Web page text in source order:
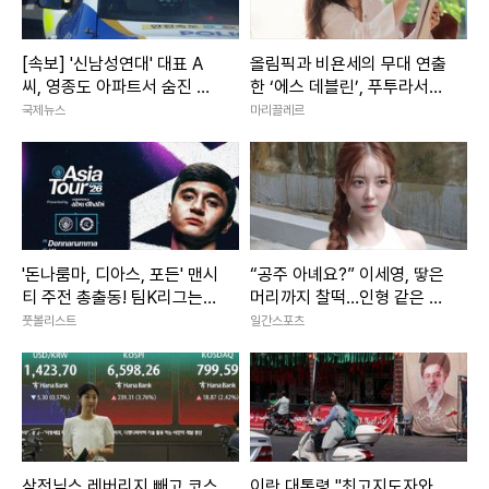
[속보] '신남성연대' 대표 A
씨, 영종도 아파트서 숨진 채
발견
국제뉴스
올림픽과 비욘세의 무대 연출
한 ‘에스 데블린’, 푸투라서울
에서 첫 한국 전시 개최
마리끌레르
'돈나룸마, 디아스, 포든' 맨시
티 주전 총출동! 팀K리그는
이승우·기성용 벤치 [팀K리그
풋볼리스트
“공주 아녜요?” 이세영, 땋은
머리까지 찰떡…인형 같은 미
모 [IS하이컷]
일간스포츠